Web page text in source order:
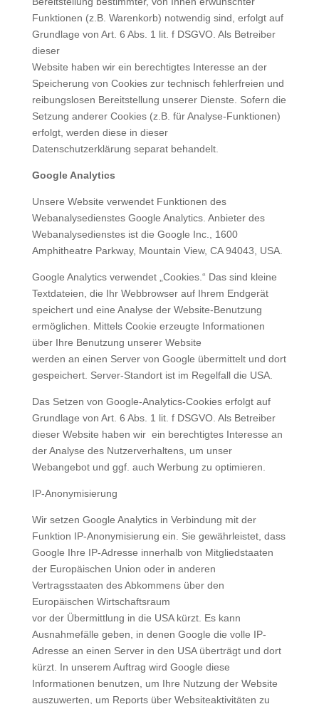
Funktionen (z.B. Warenkorb) notwendig sind, erfolgt auf
Grundlage von Art. 6 Abs. 1 lit. f DSGVO. Als Betreiber
dieser
Website haben wir ein berechtigtes Interesse an der
Speicherung von Cookies zur technisch fehlerfreien und
reibungslosen Bereitstellung unserer Dienste. Sofern die
Setzung anderer Cookies (z.B. für Analyse-Funktionen)
erfolgt, werden diese in dieser
Datenschutzerklärung separat behandelt.
Google Analytics
Unsere Website verwendet Funktionen des
Webanalysedienstes Google Analytics. Anbieter des
Webanalysedienstes ist die Google Inc., 1600
Amphitheatre Parkway, Mountain View, CA 94043, USA.
Google Analytics verwendet „Cookies.“ Das sind kleine
Textdateien, die Ihr Webbrowser auf Ihrem Endgerät
speichert und eine Analyse der Website-Benutzung
ermöglichen. Mittels Cookie erzeugte Informationen
über Ihre Benutzung unserer Website
werden an einen Server von Google übermittelt und dort
gespeichert. Server-Standort ist im Regelfall die USA.
Das Setzen von Google-Analytics-Cookies erfolgt auf
Grundlage von Art. 6 Abs. 1 lit. f DSGVO. Als Betreiber
dieser Website haben wir ein berechtigtes Interesse an
der Analyse des Nutzerverhaltens, um unser
Webangebot und ggf. auch Werbung zu optimieren.
IP-Anonymisierung
Wir setzen Google Analytics in Verbindung mit der
Funktion IP-Anonymisierung ein. Sie gewährleistet, dass
Google Ihre IP-Adresse innerhalb von Mitgliedstaaten
der Europäischen Union oder in anderen
Vertragsstaaten des Abkommens über den
Europäischen Wirtschaftsraum
vor der Übermittlung in die USA kürzt. Es kann
Ausnahmefälle geben, in denen Google die volle IP-
Adresse an einen Server in den USA überträgt und dort
kürzt. In unserem Auftrag wird Google diese
Informationen benutzen, um Ihre Nutzung der Website
auszuwerten, um Reports über Websiteaktivitäten zu